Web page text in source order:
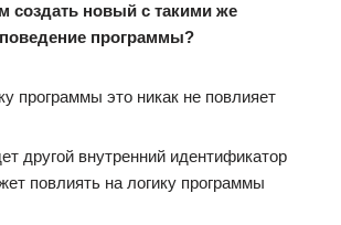
создать новый с такими же
программы?
программы это никак не повлияет
другой внутренний идентификатор
повлиять на логику программы